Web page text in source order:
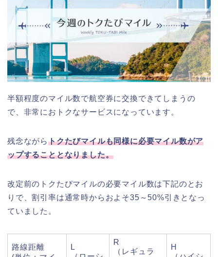
半額程度のマイル数で航空券に交換できてしまうの
で、非常におトクなサービスになっています。
残念ながらトクたびマイルも同様に必要マイル数がア
ップすることとなりました。
改定前のトクたびマイルの必要マイル数は下記のとお
りで、割引率は通常時からおよそ35～50%引きとなっ
ていました。
路線距離
L
R
（レギュラ
H